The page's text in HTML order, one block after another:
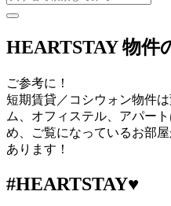
HEARTSTAY 物件
ご参考に！
短期賃貸／コシウォン物件
ム、オフィステル、アパー
め、ご覧になっているお部
あります！
#HEARTSTAY♥